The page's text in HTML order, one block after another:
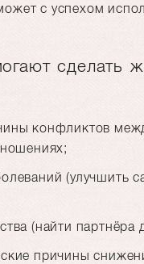
с успехом
сделать
конфликтов
(улучшить
(найти партнёра
причины